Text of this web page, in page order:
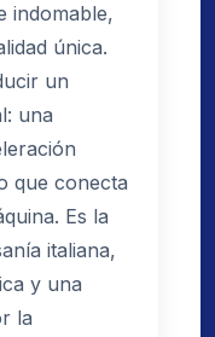
indomable,
única.
un
una
que conecta
Es la
italiana,
y una
la